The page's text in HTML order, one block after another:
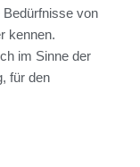
von
kennen.
im Sinne der
für den